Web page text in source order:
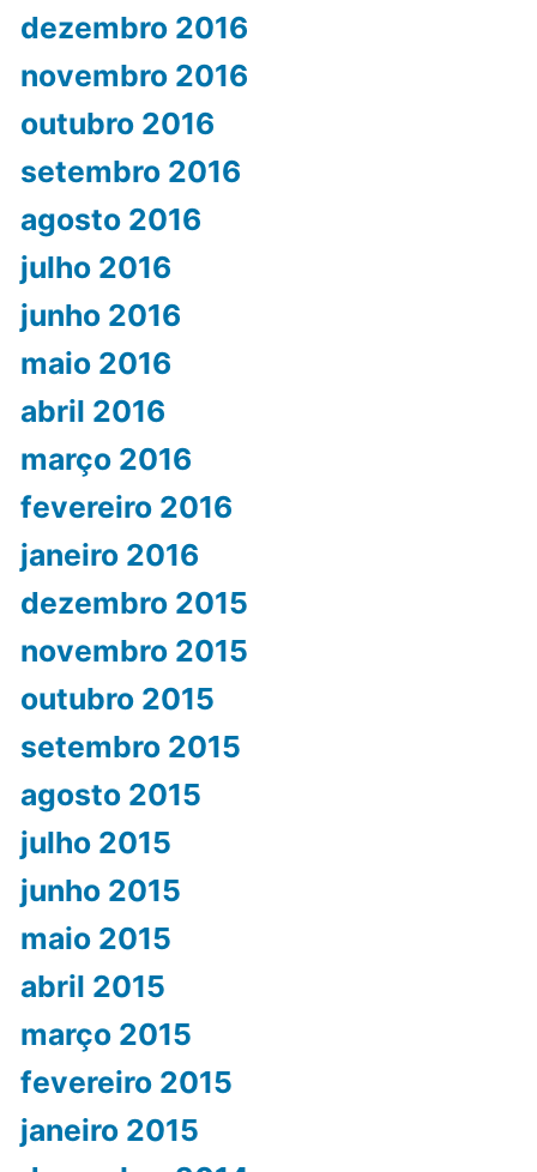
dezembro 2016
novembro 2016
outubro 2016
setembro 2016
agosto 2016
julho 2016
junho 2016
maio 2016
abril 2016
março 2016
fevereiro 2016
janeiro 2016
dezembro 2015
novembro 2015
outubro 2015
setembro 2015
agosto 2015
julho 2015
junho 2015
maio 2015
abril 2015
março 2015
fevereiro 2015
janeiro 2015